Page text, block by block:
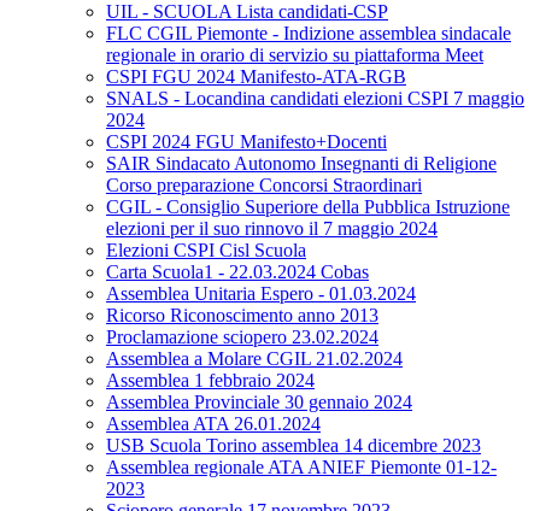
UIL - SCUOLA Lista candidati-CSP
FLC CGIL Piemonte - Indizione assemblea sindacale
regionale in orario di servizio su piattaforma Meet
CSPI FGU 2024 Manifesto-ATA-RGB
SNALS - Locandina candidati elezioni CSPI 7 maggio
2024
CSPI 2024 FGU Manifesto+Docenti
SAIR Sindacato Autonomo Insegnanti di Religione
Corso preparazione Concorsi Straordinari
CGIL - Consiglio Superiore della Pubblica Istruzione
elezioni per il suo rinnovo il 7 maggio 2024
Elezioni CSPI Cisl Scuola
Carta Scuola1 - 22.03.2024 Cobas
Assemblea Unitaria Espero - 01.03.2024
Ricorso Riconoscimento anno 2013
Proclamazione sciopero 23.02.2024
Assemblea a Molare CGIL 21.02.2024
Assemblea 1 febbraio 2024
Assemblea Provinciale 30 gennaio 2024
Assemblea ATA 26.01.2024
USB Scuola Torino assemblea 14 dicembre 2023
Assemblea regionale ATA ANIEF Piemonte 01-12-
2023